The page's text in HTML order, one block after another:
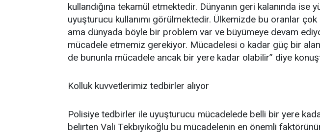
kullandığına tekamül etmektedir. Dünyanın geri kalanında ise
uyuşturucu kullanımı görülmektedir. Ülkemizde bu oranlar
ama dünyada böyle bir problem var ve büyümeye devam
mücadele etmemiz gerekiyor. Mücadelesi o kadar güç bir
de bununla mücadele ancak bir yere kadar olabilir” diye
Kolluk kuvvetlerimiz tedbirler alıyor
Polisiye tedbirler ile uyuşturucu mücadelede belli bir yere
belirten Vali Tekbıyıkoğlu bu mücadelenin en önemli